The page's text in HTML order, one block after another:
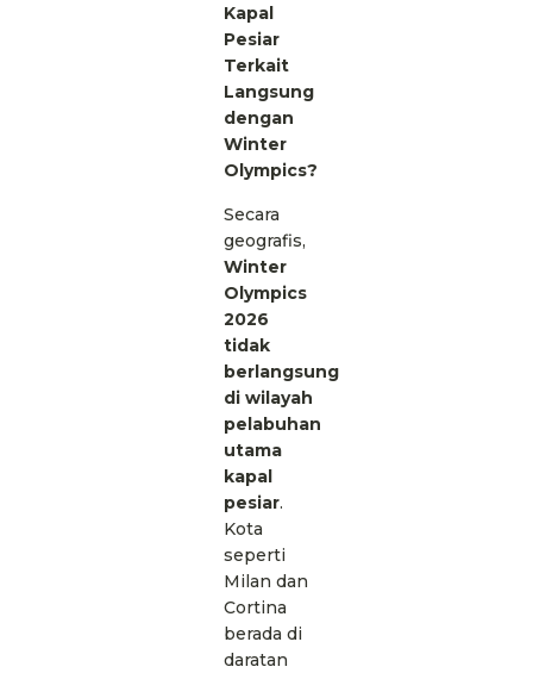
Kapal
Pesiar
Terkait
Langsung
dengan
Winter
Olympics?
Secara
geografis,
Winter
Olympics
2026
tidak
berlangsung
di wilayah
pelabuhan
utama
kapal
pesiar.
Kota
seperti
Milan dan
Cortina
berada di
daratan